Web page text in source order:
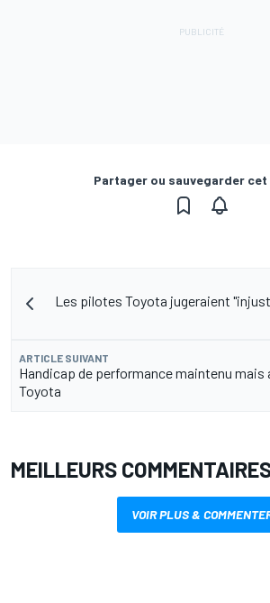
Partager ou sauvegarder
Les pilotes Toyota jugeraient
ARTICLE SUIVANT
Handicap de performance maintenu mais
Toyota
MEILLEURS
VOIR PLUS &